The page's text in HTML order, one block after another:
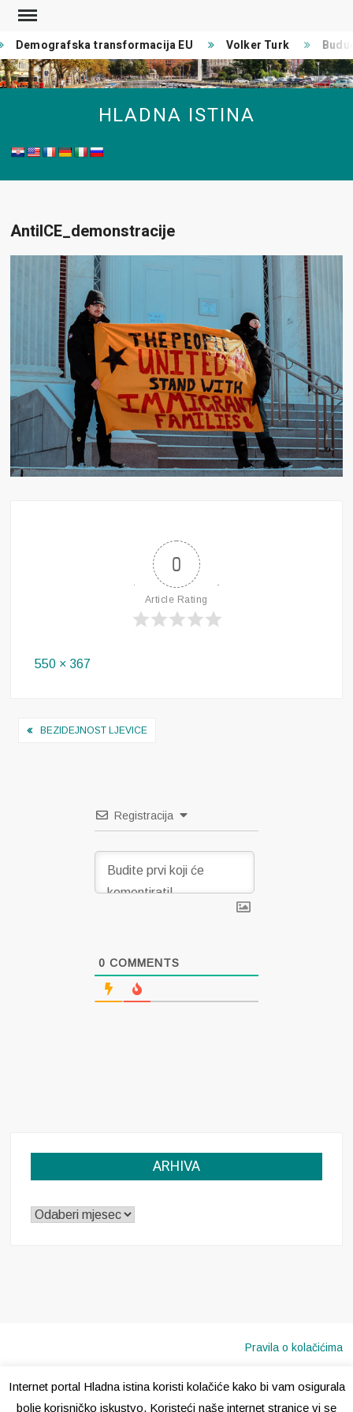
Skip
content
Demografska transformacija EU Volker Turk
HLADNA ISTINA
AntiICE_demonstracije
0
Article Rating
Full
550 × 367
Navigacija
BEZIDEJNOST LJEVICE
Registracija
0 COMMENTS
ARHIVA
ARHIVA
Pravila o kolačićima
Internet portal Hladna istina koristi kolačiće kako bi vam osigurala
bolje korisničko iskustvo. Koristeći naše internet stranice vi se
Copyright © 2020 · Sva prava pridržana · Hladna Istina